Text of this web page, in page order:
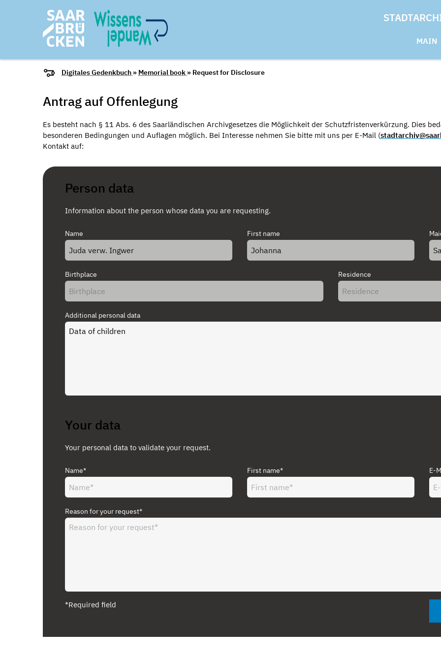
MAIN
Digitales Gedenkbuch » Memorial book » Request for Disclosure
Antrag auf Offenlegung
Es besteht nach § 11 Abs. 6 des Saarländischen Archivgesetzes die Möglichkeit der Schutzfristenverkürzung. Dies
besonderen Bedingungen und Auflagen möglich. Bei Interesse nehmen Sie bitte mit uns per E-Mail (
Kontakt auf:
Person data
Information about the person whose data you are requesting.
Name First name
Birthplace Residence
Additional personal data
Your data
Your personal data to validate your request.
Name* First name* E-
Reason for your request*
*Required field